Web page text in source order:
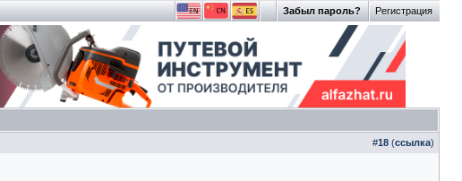
Регистрация
Забыл пароль?
#18 (ссылка)